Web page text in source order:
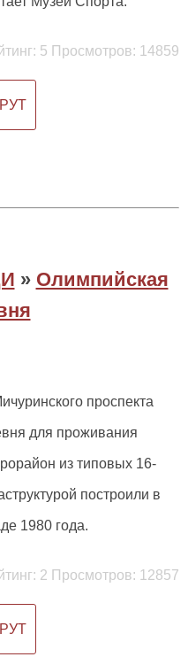
5 Просмотров: 14859
» Олимпийская
проспекта
для проживания
из типовых 16-
построили в
1980 года.
2 Просмотров: 12857